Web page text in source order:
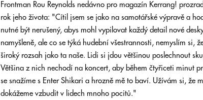
Frontman Rou Reynolds nedávno pro magazín Kerrang!
rok jeho života: "Cítil jsem se jako na samotářské výpravě a
nutné být nerušený, abys mohl vypilovat každý detail nové
namyšleně, ale co se týká hudební všestrannosti, nemyslím si,
široký rozsah jako ta naše. Lidi si jdou většinou poslechnout
Většina z nich nechodí na koncert, aby během čtyřiceti minut
se snažíme s Enter Shikari a hrozně mě to baví. Užívám si, že
dokážeme vzbudit v lidech mnoho pocitů."